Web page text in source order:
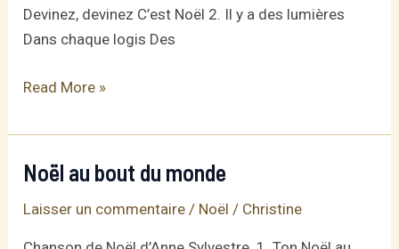
Devinez, devinez C’est Noël 2. Il y a des lumières
Dans chaque logis Des
Chanson
Noël:
« Devinez »
Read More »
Noël au bout du monde
Laisser un commentaire / Noël / Christine